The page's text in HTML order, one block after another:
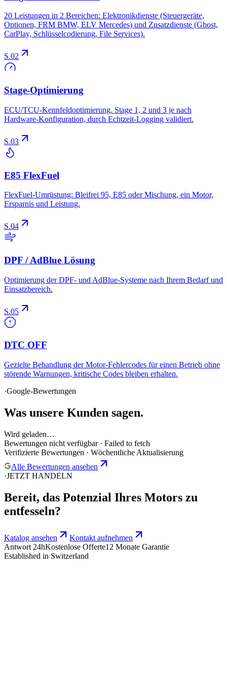
Diagnose & Elektronik
20 Leistungen in 2 Bereichen: Elektronikdienste (Steuergeräte,
CarPlay, Schlüsselcodierung, File Services).
S.02
Stage-Optimierung
Hardware-Konfiguration, durch Echtzeit-Logging validiert.
S.03
E85 FlexFuel
Ersparnis und Leistung.
S.04
DPF / AdBlue Lösung
Einsatzbereich.
S.05
DTC OFF
störende Warnungen, kritische Codes bleiben erhalten.
·Google-Bewertungen
Was unsere Kunden
Wird geladen…
·Failed to fetch
Verifizierte Bewertungen · Wöchentliche Aktualisierung
·JETZT HANDELN
Bereit, das
Katalog ansehen
Kontakt aufnehmen